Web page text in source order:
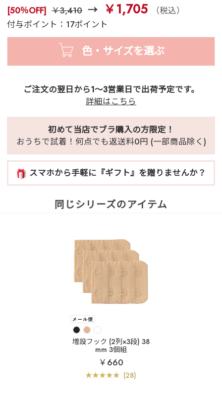
[50％OFF] ￥3,410 ￥1,705
（税込）
付与ポイント：17ポイント
色・サイズを選ぶ
ご注文の翌日から1～3営業日で出荷予定です。
詳細はこちら
初めて当店でブラ購入の方限定！
おうちで試着！何点でも返送料0円 (一部商品除く)
スマホから手軽に『ギフト』を贈りませんか？
同じシリーズのアイテム
増設フック (2列×3段) 38
mm 3個組
￥660
(28)